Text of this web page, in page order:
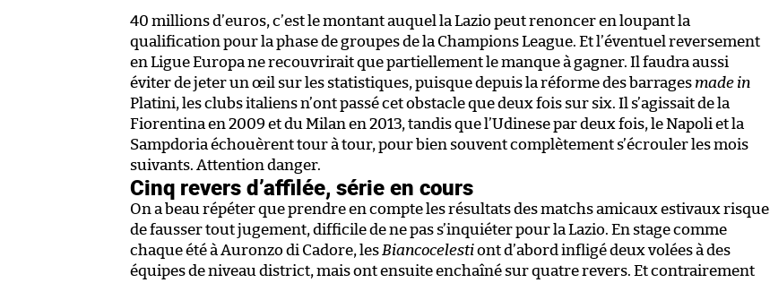
40 millions d’euros, c’est le montant auquel la Lazio peut renoncer en loupant la
qualification pour la phase de groupes de la Champions League. Et l’éventuel reversement
en Ligue Europa ne recouvrirait que partiellement le manque à gagner. Il faudra aussi
éviter de jeter un œil sur les statistiques, puisque depuis la réforme des barrages made in
Platini, les clubs italiens n’ont passé cet obstacle que deux fois sur six. Il s’agissait de la
Fiorentina en 2009 et du Milan en 2013, tandis que l’Udinese par deux fois, le Napoli et la
Sampdoria échouèrent tour à tour, pour bien souvent complètement s’écrouler les mois
suivants. Attention danger.
Cinq revers d’affilée, série en cours
On a beau répéter que prendre en compte les résultats des matchs amicaux estivaux risque
de fausser tout jugement, difficile de ne pas s’inquiéter pour la Lazio. En stage comme
chaque été à Auronzo di Cadore, les Biancocelestiont d’abord infligé deux volées à des
équipes de niveau district, mais ont ensuite enchaîné sur quatre revers. Et contrairement